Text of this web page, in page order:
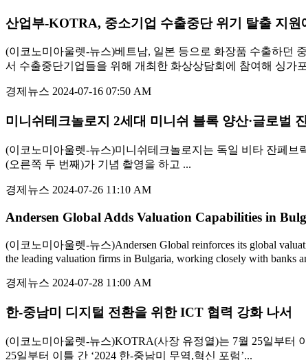
산업부-KOTRA, 중소기업 수출중단 위기 탈출 지원
(이코노미아울렛-뉴스)베트남, 일본 등으로 화장품 수출하던
서 수출중단기업들을 위해 개최한 화상상담회에 참여해 싱가
경제뉴스 2024-07-16 07:50 AM
미니쉬테크놀로지 2세대 미니쉬 블록 양산·글로벌
(이코노미아울렛-뉴스)미니쉬테크놀로지는 독일 비타 잔페
(오른쪽 두 번째)가 기념 촬영을 하고 ...
경제뉴스 2024-07-26 11:10 AM
Andersen Global Adds Valuation Capabilities in
(이코노미아울렛-뉴스)Andersen Global reinforces its global
the leading valuation firms in Bulgaria, working closely with banks
경제뉴스 2024-07-28 11:00 AM
한-중남미 디지털 전환을 위한 ICT 협력 강화 나서
(이코노미아울렛-뉴스)KOTRA(사장 유정열)는 7월 25일부터
25일부터 이틀 간 ‘2024 한-중남미 무역,혁신 포럼’...